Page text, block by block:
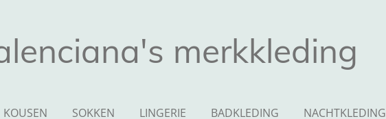
merkkleding
KOUSEN SOKKEN LINGERIE BADKLEDING NACHTKLEDING